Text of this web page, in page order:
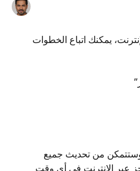
يمكنك اتباع الخطوات
وستتمكن من تحديث جميع
عبر الإنترنت في أي وقت